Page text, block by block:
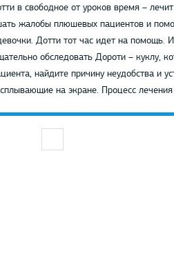
в свободное от уроков время –
жалобы плюшевых пациентов и
Дотти тот час идет на помощь.
обследовать Дороти – куклу,
найдите причину неудобства и
на экране. Процесс